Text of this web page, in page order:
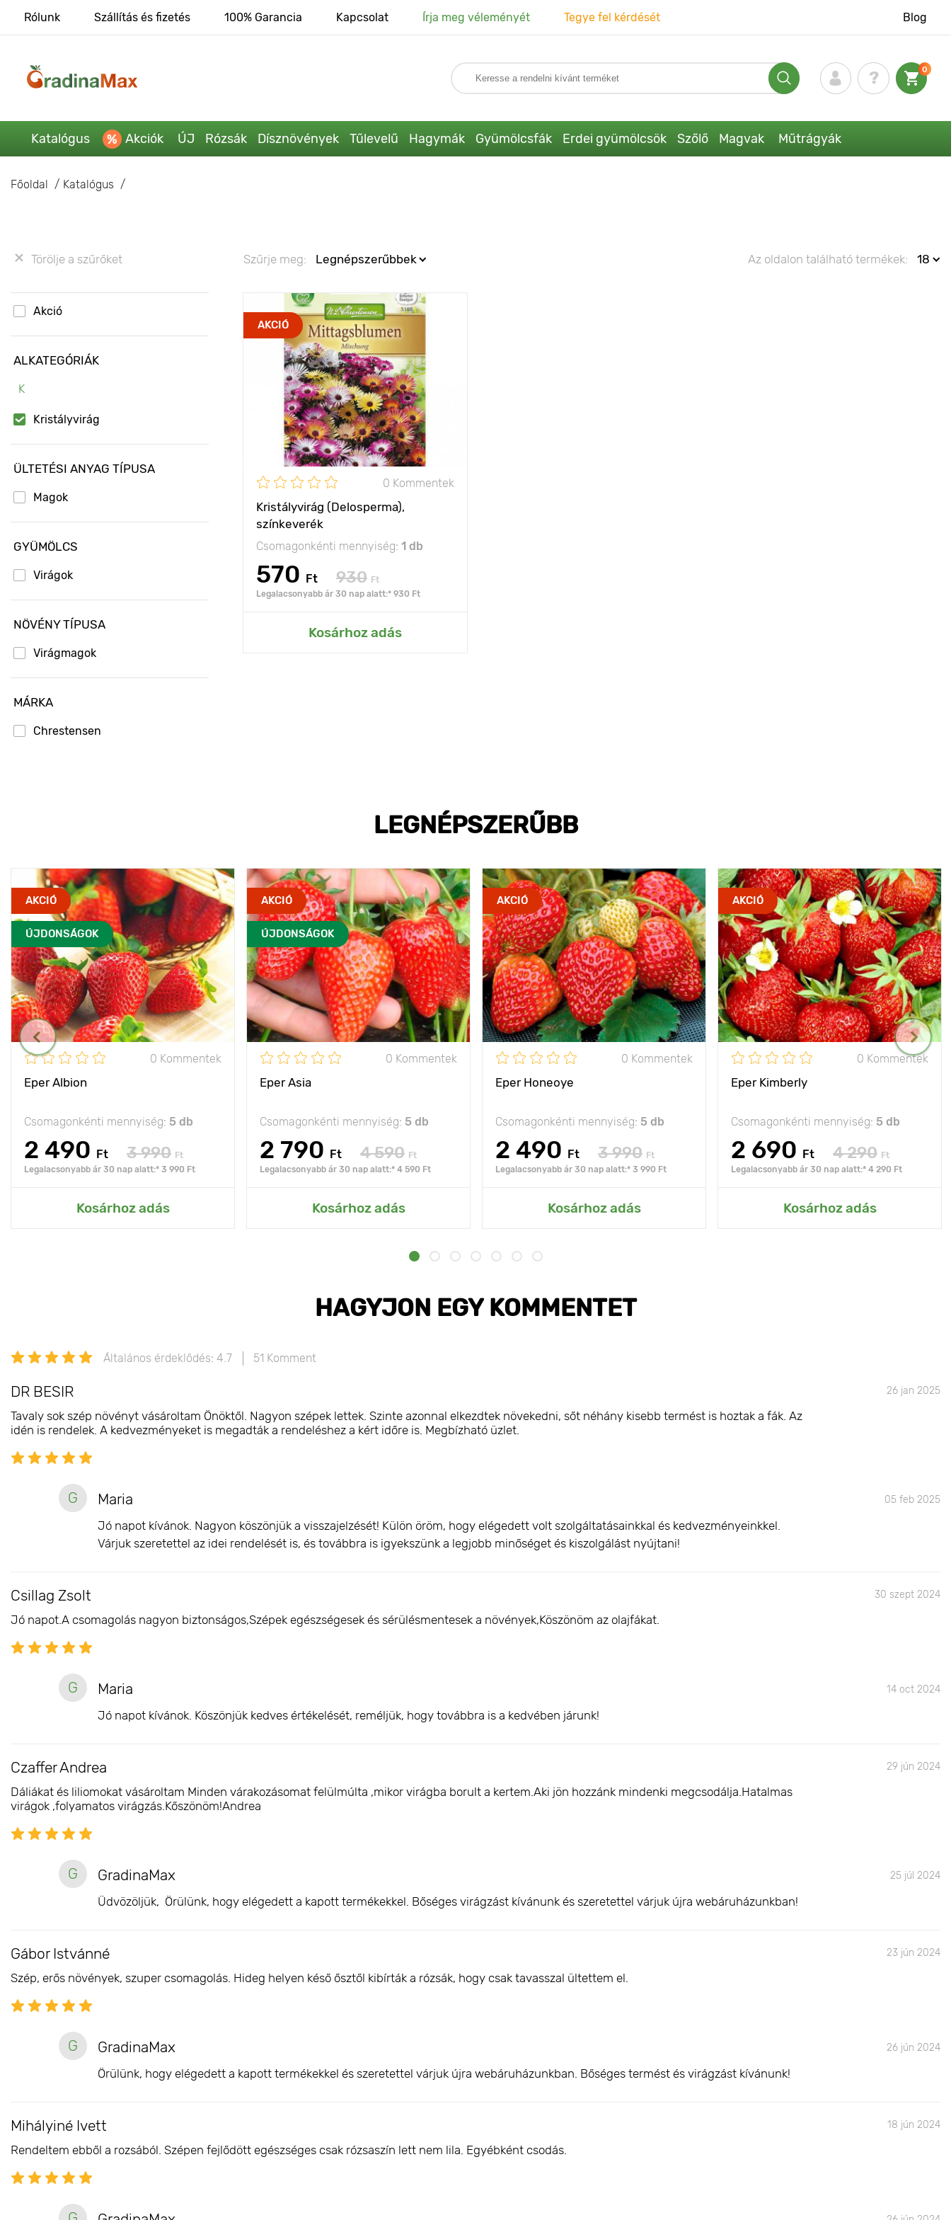
Rólunk Szállítás és fizetés 100% Garancia Kapcsolat Írja meg véleményét Tegye fel kérdését Blog
0
Katalógus Akciók ÚJ Rózsák Dísznövények Tűlevelű Hagymák Gyümölcsfák Erdei gyümölcsök Szőlő Magvak Műtrágyák
Főoldal Katalógus
Törölje a szűrőket
Akció
ALKATEGÓRIÁK
K
Kristályvirág
ÜLTETÉSI ANYAG TÍPUSA
Magok
GYÜMÖLCS
Virágok
NÖVÉNY TÍPUSA
Virágmagok
MÁRKA
Chrestensen
Szűrje meg: Legnépszerűbbek Az oldalon található termékek: 18
AKCIÓ
0 Kommentek
Kristályvirág (Delosperma),
színkeverék
Csomagonkénti mennyiség: 1 db
570 Ft 930 Ft
Legalacsonyabb ár 30 nap alatt:* 930 Ft
Kosárhoz adás
Jellemzők
nagyon érzelmes
Kifejlett kori
magasság
10 - 15 cm
Ültetési távolság 10 х 15 cm
Fényigény
Hozzáadás az Én kertemhez
LEGNÉPSZERŰBB
AKCIÓ
ÚJDONSÁGOK
0 Kommentek
Eper Albion
Csomagonkénti mennyiség: 5 db
2 490 Ft 3 990 Ft
Legalacsonyabb ár 30 nap alatt:* 3 990 Ft
Kosárhoz adás
AKCIÓ
ÚJDONSÁGOK
0 Kommentek
Eper Asia
Csomagonkénti mennyiség: 5 db
2 790 Ft 4 590 Ft
Legalacsonyabb ár 30 nap alatt:* 4 590 Ft
Kosárhoz adás
AKCIÓ
0 Kommentek
Eper Honeoye
Csomagonkénti mennyiség: 5 db
2 490 Ft 3 990 Ft
Legalacsonyabb ár 30 nap alatt:* 3 990 Ft
Kosárhoz adás
AKCIÓ
0 Kommentek
Eper Kimberly
Csomagonkénti mennyiség: 5 db
2 690 Ft 4 290 Ft
Legalacsonyabb ár 30 nap alatt:* 4 290 Ft
Kosárhoz adás
HAGYJON EGY KOMMENTET
Általános érdeklődés: 4.7 51 Komment
DR BESIR 26 jan 2025
Tavaly sok szép növényt vásároltam Önöktől. Nagyon szépek lettek. Szinte azonnal elkezdtek növekedni, sőt néhány kisebb termést is hoztak a fák. Az
idén is rendelek. A kedvezményeket is megadták a rendeléshez a kért időre is. Megbízható üzlet.
G Maria 05 feb 2025
Jó napot kívánok. Nagyon köszönjük a visszajelzését! Külön öröm, hogy elégedett volt szolgáltatásainkkal és kedvezményeinkkel.
Várjuk szeretettel az idei rendelését is, és továbbra is igyekszünk a legjobb minőséget és kiszolgálást nyújtani!
Csillag Zsolt 30 szept 2024
Jó napot.A csomagolás nagyon biztonságos,Szépek egészségesek és sérülésmentesek a növények,Köszönöm az olajfákat.
G Maria 14 oct 2024
Jó napot kívánok. Köszönjük kedves értékelését, reméljük, hogy továbbra is a kedvében járunk!
Czaffer Andrea 29 jún 2024
Dáliákat és liliomokat vásároltam Minden várakozásomat felülmúlta ,mikor virágba borult a kertem.Aki jön hozzánk mindenki megcsodálja.Hatalmas
virágok ,folyamatos virágzás.Kőszönöm!Andrea
G GradinaMax 25 júl 2024
Üdvözöljük, Örülünk, hogy elégedett a kapott termékekkel. Bőséges virágzást kívánunk és szeretettel várjuk újra webáruházunkban!
Gábor Istvánné 23 jún 2024
Szép, erős növények, szuper csomagolás. Hideg helyen késő ősztől kibírták a rózsák, hogy csak tavasszal ültettem el.
G GradinaMax 26 jún 2024
Örülünk, hogy elégedett a kapott termékekkel és szeretettel várjuk újra webáruházunkban. Bőséges termést és virágzást kívánunk!
Mihályiné Ivett 18 jún 2024
Rendeltem ebből a rozsából. Szépen fejlődött egészséges csak rózsaszín lett nem lila. Egyébként csodás.